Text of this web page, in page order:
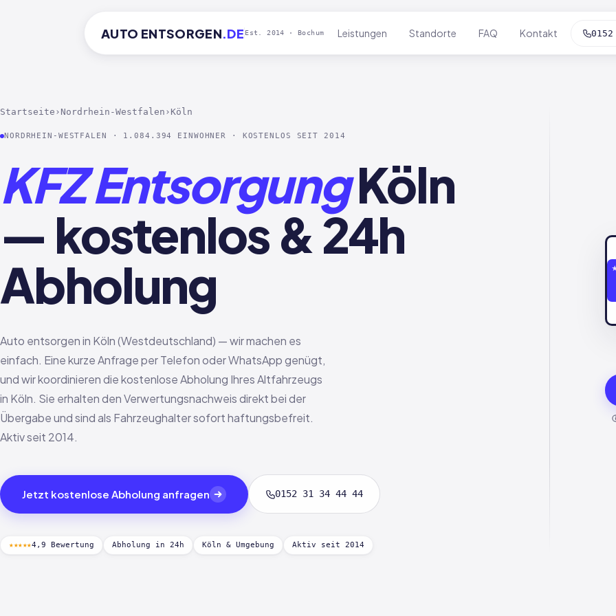
AUTO ENTSORGEN.DE Est. 2014 · Bochum Leistungen Standorte FAQ Kontakt
Startseite › Nordrhein-Westfalen › Köln
NORDRHEIN-WESTFALEN · 1.084.394 EINWOHNER · KOSTENLOS SEIT 2014
KFZ EntsorgungKöln
— kostenlos & 24h
Abholung
Auto entsorgen in Köln (Westdeutschland) — wir machen es
einfach. Eine kurze Anfrage per Telefon oder WhatsApp genügt,
und wir koordinieren die kostenlose Abholung Ihres Altfahrzeugs
in Köln. Sie erhalten den Verwertungsnachweis direkt bei der
Übergabe und sind als Fahrzeughalter sofort haftungsbefreit.
Aktiv seit 2014.
Jetzt kostenlose Abholung anfragen 0152 31 34 44 44
★★★★★4,9 Bewertung Abholung in 24h Köln & Umgebung Aktiv seit 2014